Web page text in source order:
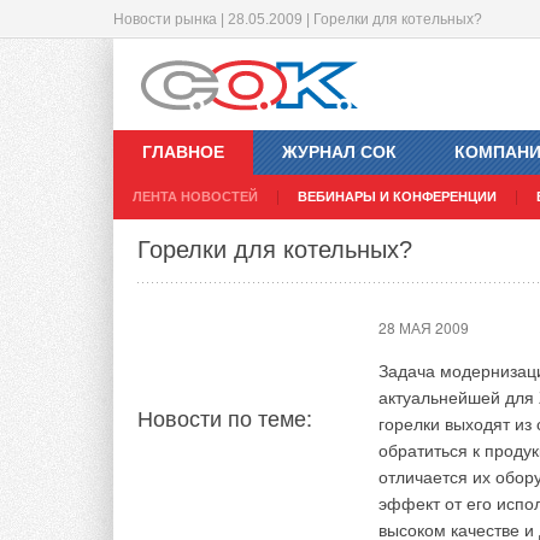
Новости рынка | 28.05.2009 | Горелки для котельных?
ГЛАВНОЕ
ЛЕНТА НОВОСТЕЙ ВЕБИНАРЫ И КОНФЕРЕНЦИИ
ЖУРНАЛ СОК
Горелки для котельных?
28 МАЯ 2009
Новости по теме:
Задача
актуальнейшей
горелки выходят
обратиться к
отличается их
эффект от его
высоком качестве
Челябинская программа по
27 МАЯ 2009
Новости по теме:
Из-за недостатка
ситуацией,
2010 годы. Дело в
является надбавка
году Единый
финансирование
деньги на эти цели
приостановлено.
Новые модели фанкойлов от Polar
26 МАЯ 2009
Новости по теме:
К ассортименту
новые модели
ELEGANCE
гармонирующий с
их
включает в себя 8
низкошумным
проходит
обеспечивают
обслуживаемом
входящий в
режимами работы